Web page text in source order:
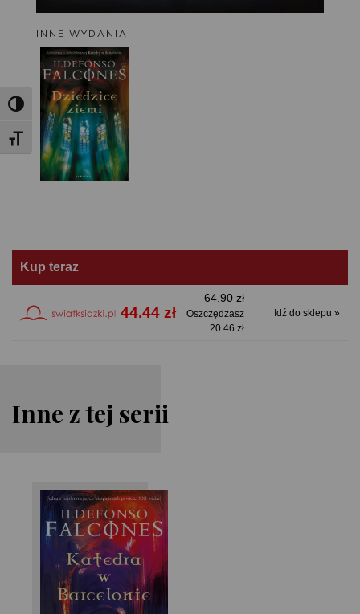
Toggle High Contrast
Toggle Font size
INNE WYDANIA
Kup teraz
44.44 zł
64.90 zł
Oszczędzasz
20.46 zł
Idź do sklepu »
Inne z tej serii
Ildefonso
Falcones